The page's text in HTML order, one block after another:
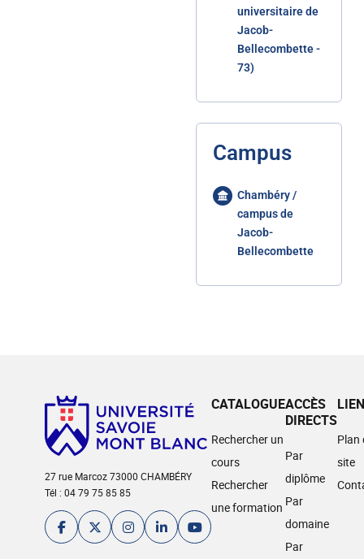
universitaire de
Jacob-
Bellecombette -
73)
Campus
Chambéry /
campus de
Jacob-
Bellecombette
27 rue Marcoz 73000 CHAMBÉRY
Tél : 04 79 75 85 85
CATALOGUE
Rechercher un
cours
Rechercher
une formation
ACCÈS
DIRECTS
Par
diplôme
Par
domaine
Par
Plan
site